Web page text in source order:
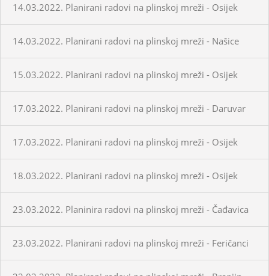
14.03.2022. Planirani radovi na plinskoj mreži - Osijek
14.03.2022. Planirani radovi na plinskoj mreži - Našice
15.03.2022. Planirani radovi na plinskoj mreži - Osijek
17.03.2022. Planirani radovi na plinskoj mreži - Daruvar
17.03.2022. Planirani radovi na plinskoj mreži - Osijek
18.03.2022. Planirani radovi na plinskoj mreži - Osijek
23.03.2022. Planinira radovi na plinskoj mreži - Čađavica
23.03.2022. Planirani radovi na plinskoj mreži - Feričanci